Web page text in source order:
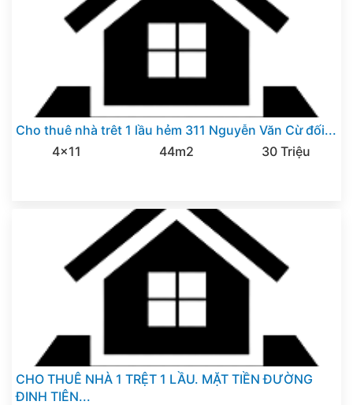
Cho thuê nhà trêt 1 lầu hẻm 311 Nguyễn Văn Cừ đối...
4x11
44m2 30 Triệu
CHO THUÊ NHÀ 1 TRỆT 1 LẦU. MẶT TIỀN ĐƯỜNG
ĐINH TIÊN...